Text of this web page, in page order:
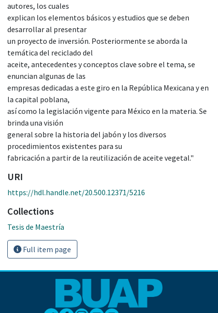
autores, los cuales
explican los elementos básicos y estudios que se deben
desarrollar al presentar
un proyecto de inversión. Posteriormente se aborda la
temática del reciclado del
aceite, antecedentes y conceptos clave sobre el tema, se
enuncian algunas de las
empresas dedicadas a este giro en la República Mexicana y en
la capital poblana,
así como la legislación vigente para México en la materia. Se
brinda una visión
general sobre la historia del jabón y los diversos
procedimientos existentes para su
fabricación a partir de la reutilización de aceite vegetal."
URI
https://hdl.handle.net/20.500.12371/5216
Collections
Tesis de Maestría
Full item page